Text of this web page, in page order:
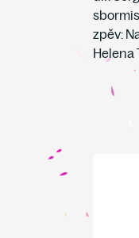
zpěv:
Helena